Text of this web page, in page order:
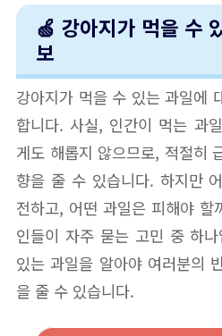
🍏 강아지가 먹을 수
보
강아지가 먹을 수 있는 과일에
합니다. 사실, 인간이 먹는 과
게도 해롭지 않으므로, 적절히
향을 줄 수 있습니다. 하지만
전하고, 어떤 과일은 피해야 할
인들이 자주 묻는 고민 중 하
있는 과일을 알아야 여러분의
을 줄 수 있습니다.